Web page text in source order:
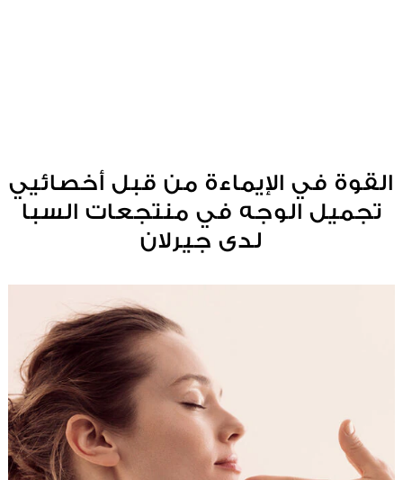
القوة في الإيماءة من قبل أخصائيي
تجميل الوجه في منتجعات السبا
لدى جيرلان